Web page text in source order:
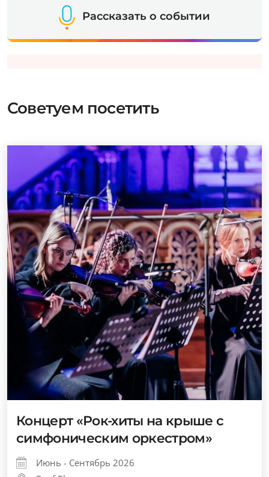
Рассказать о событии
Советуем посетить
Концерт «Рок-хиты на крыше с
симфоническим оркестром»
Июнь - Сентябрь 2026